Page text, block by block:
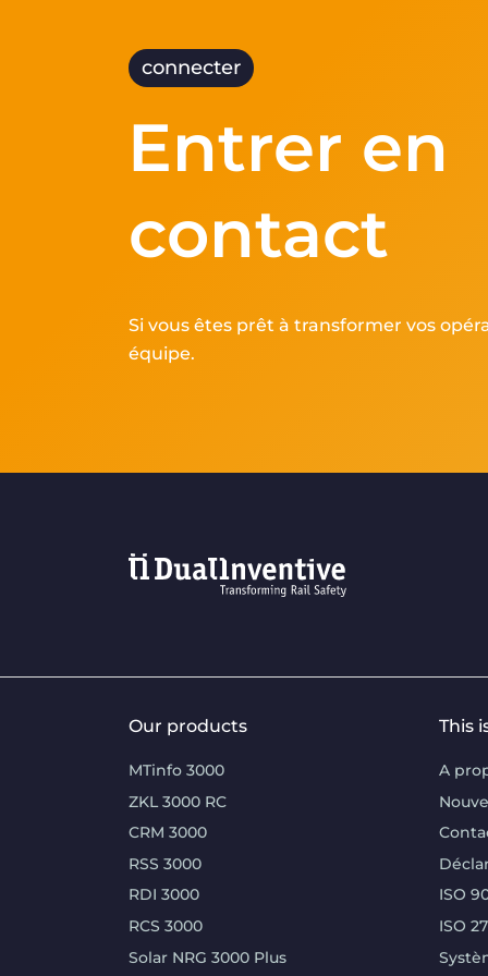
connecter
Entrer en
contact
Si vous êtes prêt à transformer vos
équipe.
Our products
MTinfo 3000
ZKL 3000 RC
CRM 3000
RSS 3000
RDI 3000
RCS 3000
Solar NRG 3000 Plus
This
A
ISO
ISO